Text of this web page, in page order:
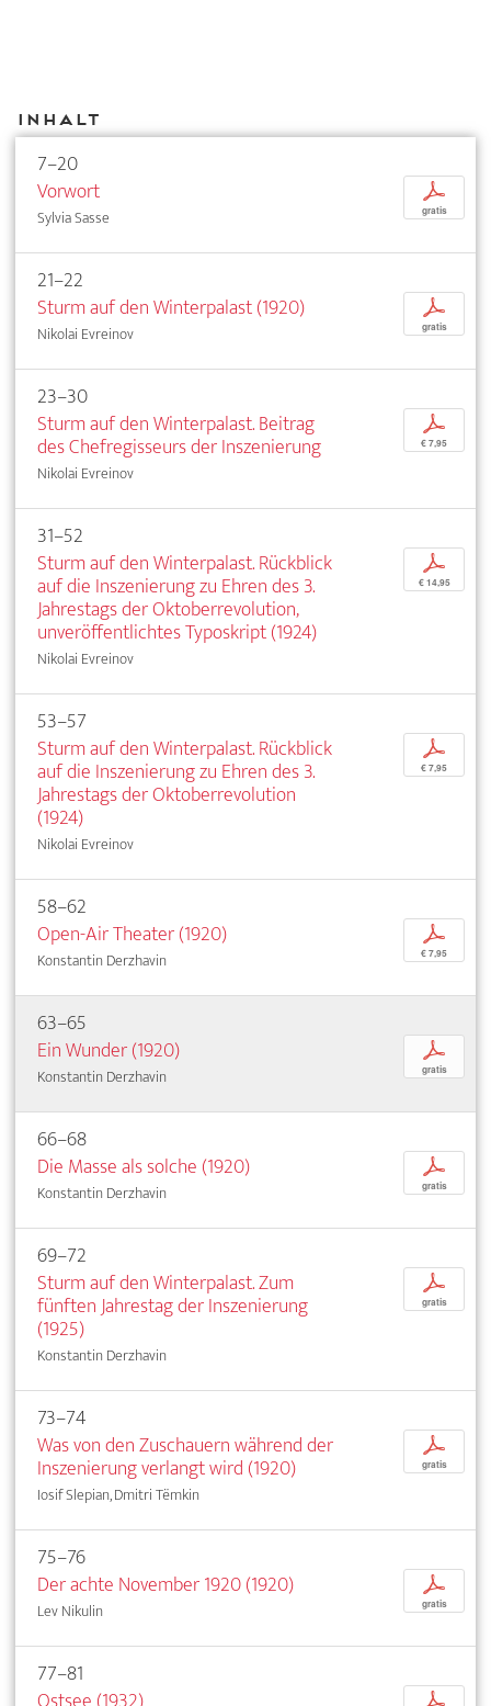
Inhalt
7–20
Vorwort
Sylvia Sasse
p
gratis
21–22
Sturm auf den Winterpalast (1920)
Nikolai Evreinov
p
gratis
23–30
Sturm auf den Winterpalast. Beitrag
des Chefregisseurs der Inszenierung
Nikolai Evreinov
p
€ 7,95
31–52
Sturm auf den Winterpalast. Rückblick
auf die Inszenierung zu Ehren des 3.
Jahrestags der Oktoberrevolution,
unveröffentlichtes Typoskript (1924)
Nikolai Evreinov
p
€ 14,95
53–57
Sturm auf den Winterpalast. Rückblick
auf die Inszenierung zu Ehren des 3.
Jahrestags der Oktoberrevolution
(1924)
Nikolai Evreinov
p
€ 7,95
58–62
Open-Air Theater (1920)
Konstantin Derzhavin
p
€ 7,95
63–65
Ein Wunder (1920)
Konstantin Derzhavin
p
gratis
66–68
Die Masse als solche (1920)
Konstantin Derzhavin
p
gratis
69–72
Sturm auf den Winterpalast. Zum
fünften Jahrestag der Inszenierung
(1925)
Konstantin Derzhavin
p
gratis
73–74
Was von den Zuschauern während der
Inszenierung verlangt wird (1920)
Iosif Slepian, Dmitri Tëmkin
p
gratis
75–76
Der achte November 1920 (1920)
Lev Nikulin
p
gratis
77–81
p